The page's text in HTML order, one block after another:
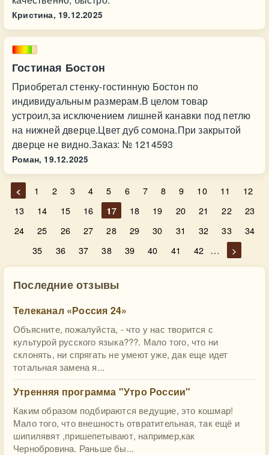
Кристина, 19.12.2025
Гостиная Бостон
Приобретал стенку-гостинную Бостон по
индивидуальным размерам.В целом товар
устроил,за исключением лишней канавки под петлю
на нижней дверце.Цвет дуб сомона.При закрытой
дверце не видно.Заказ: № 1214593
Роман, 19.12.2025
< 1 2 3 4 5 6 7 8 9 10 11
12
13
14 15 16 17 18 19 20 21 22
23
24
25 26 27 28 29 30 31 32 33
34
35
36 37 38 39 40 41 42 … >
Последние отзывы
Телеканал «Россия 24»
Объясните, пожалуйста, - что у нас творится с
культурой русского языка???. Мало того, что ни
склонять, ни спрягать не умеют уже, дак еще идет
тотальная замена я...
Утренняя программа "Утро России"
Каким образом подбираются ведущие, это кошмар!
Мало того, что внешность отвратительная, так ещё и
шипилявят ,пришепетывают, например,как
Чернобровина. Раньше бы...